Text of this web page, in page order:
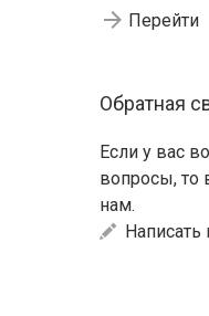
Перейти
Обратная
Если у вас
вопросы, то
нам.
Написать